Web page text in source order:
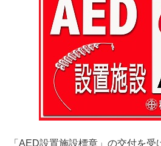
「AED設置施設標章」の交付を受